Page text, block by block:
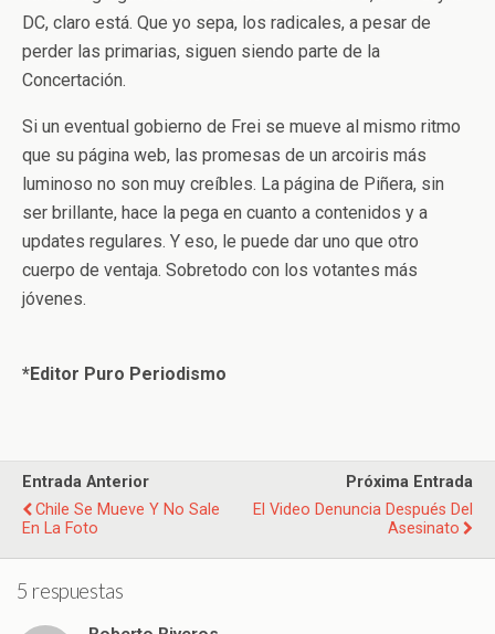
DC, claro está. Que yo sepa, los radicales, a pesar de
perder las primarias, siguen siendo parte de la
Concertación.
Si un eventual gobierno de Frei se mueve al mismo ritmo
que su página web, las promesas de un arcoiris más
luminoso no son muy creíbles. La página de Piñera, sin
ser brillante, hace la pega en cuanto a contenidos y a
updates regulares. Y eso, le puede dar uno que otro
cuerpo de ventaja. Sobretodo con los votantes más
jóvenes.
*Editor Puro Periodismo
Entrada Anterior
Chile Se Mueve Y No Sale
En La Foto
Próxima Entrada
El Video Denuncia Después Del
Asesinato
5 respuestas